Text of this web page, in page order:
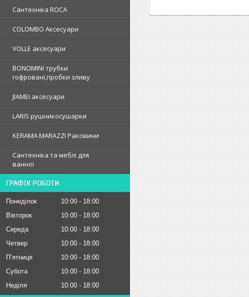
Сантехнiка ROCA
COLOMBO Аксесуари
VOLLE аксесуари
BONOMINI трубки
гофрованi,пробки зливу
JIAMEI аксесуари
LARIS рушникосушарки
KERAMA MARAZZI Раковини
Сантехніка та меблі для
ванної
ГРАФІК РОБОТИ
Понеділок 10:00
18:00
Вівторок
10:00
18:00
Середа
10:00
18:00
Четвер
10:00
18:00
Пʼятниця
10:00
18:00
Субота
10:00
18:00
Неділя
10:00 18:00